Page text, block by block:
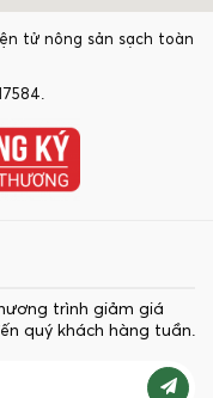
tử nông sản sạch toàn
trình giảm giá
quý khách hàng tuần.